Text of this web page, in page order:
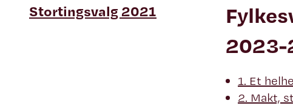
Stortingsvalg 2021
2023-
1. Et
2. Makt,